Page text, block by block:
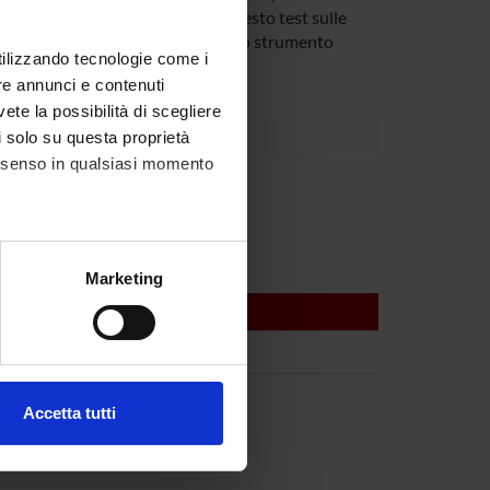
tecnologie come i
annunci e contenuti
la possibilità di scegliere
su questa proprietà
in qualsiasi momento
metro,Marketing
Accetta tutti
quindi proposti di utilizzare questo test sulle
espirata raccolte con un nuovo strumento
lavorativo.